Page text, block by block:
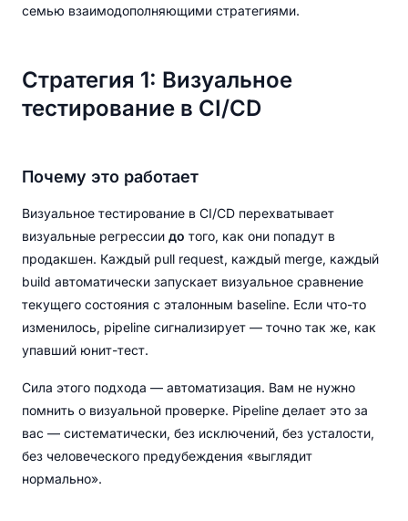
семью взаимодополняющими стратегиями.
Стратегия 1: Визуальное
тестирование в CI/CD
Почему это работает
Визуальное тестирование в CI/CD перехватывает
визуальные регрессии до того, как они попадут в
продакшен. Каждый pull request, каждый merge, каждый
build автоматически запускает визуальное сравнение
текущего состояния с эталонным baseline. Если что-то
изменилось, pipeline сигнализирует — точно так же, как
упавший юнит-тест.
Сила этого подхода — автоматизация. Вам не нужно
помнить о визуальной проверке. Pipeline делает это за
вас — систематически, без исключений, без усталости,
без человеческого предубеждения «выглядит
нормально».